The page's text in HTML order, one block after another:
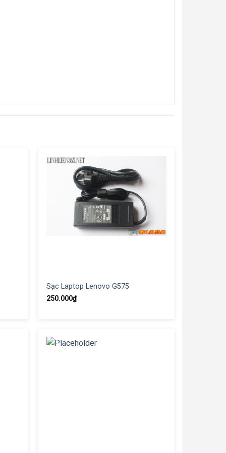
Sạc Laptop Lenovo G575
250.000₫